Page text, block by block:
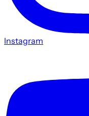
Instagram